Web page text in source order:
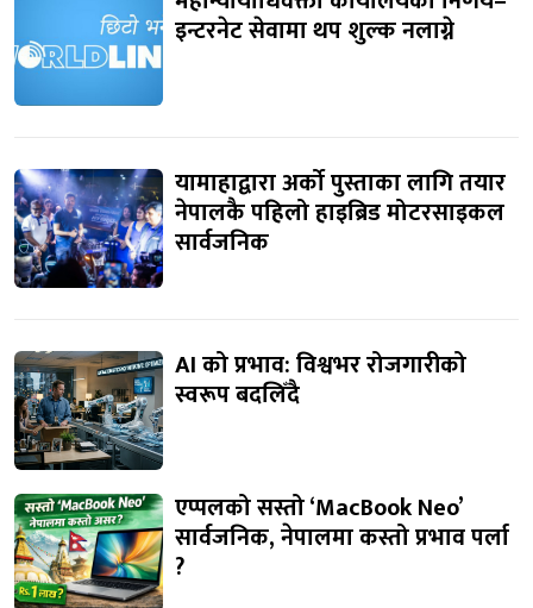
इन्टरनेट सेवामा थप शुल्क नलाग्ने
यामाहाद्वारा अर्को पुस्ताका लागि तयार
नेपालकै पहिलो हाइब्रिड मोटरसाइकल
सार्वजनिक
AI को प्रभाव: विश्वभर रोजगारीको
स्वरूप बदलिँदै
एप्पलको सस्तो ‘MacBook Neo’
सार्वजनिक, नेपालमा कस्तो प्रभाव पर्ला
?